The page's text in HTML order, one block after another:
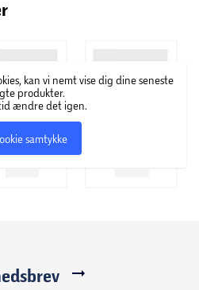
kan vi nemt vise dig dine seneste
produkter.
ændre det igen.
samtykke